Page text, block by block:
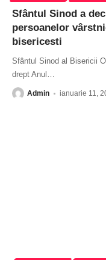
Sfântul Sinod a
persoanelor
bisericesti
Sfântul Sinod al Bisericii
drept Anul …
Admin ianuarie 11,